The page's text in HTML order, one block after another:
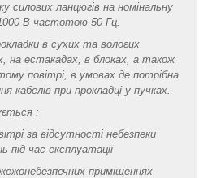
силових ланцюгів на номінальну
В частотою 50 Гц.
в сухих та вологих
на естакадах, в блоках, а також
повітрі, в умовах де потрібна
кабелів при прокладці у пучках.
:
за відсутності небезпеки
під час експлуатації
приміщеннях